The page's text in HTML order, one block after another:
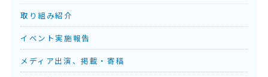
取り組み紹介
イベント実施報告
メディア出演、掲載・寄稿